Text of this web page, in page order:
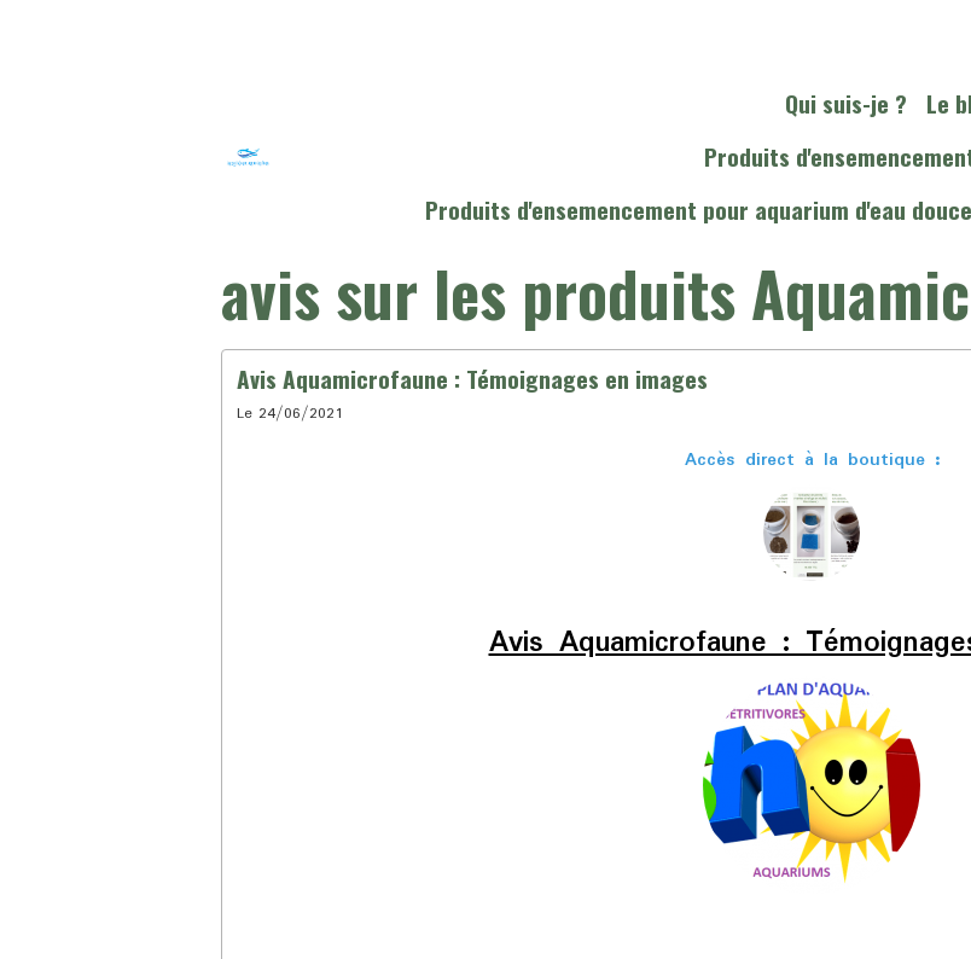
Qui suis-je ? Le
Produits
Produits d'ensemencement pour aquarium d'eau douce
avis sur les produits
Avis Aquamicrofaune : Témoignages en images
Le 24/06/2021
Accès direct à la boutique :
Avis Aquamicrofaune :